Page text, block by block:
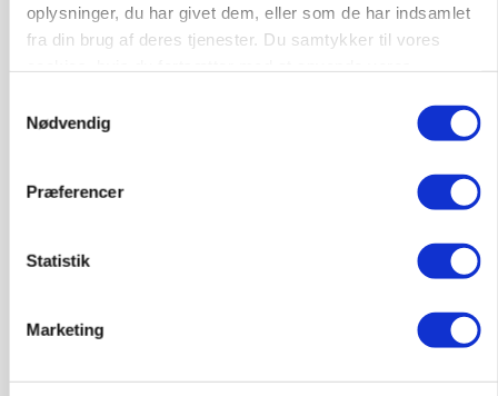
oplysninger, du har givet dem, eller som de har indsamlet
fra din brug af deres tjenester. Du samtykker til vores
Nødvendig
Præferencer
Statistik
Marketing